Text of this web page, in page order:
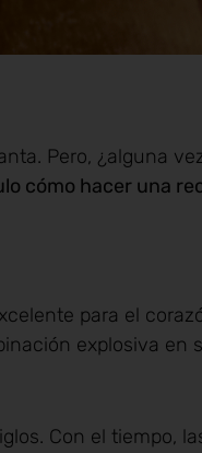
Pero, ¿alguna
cómo hacer una
para el
explosiva en
Con el tiempo,